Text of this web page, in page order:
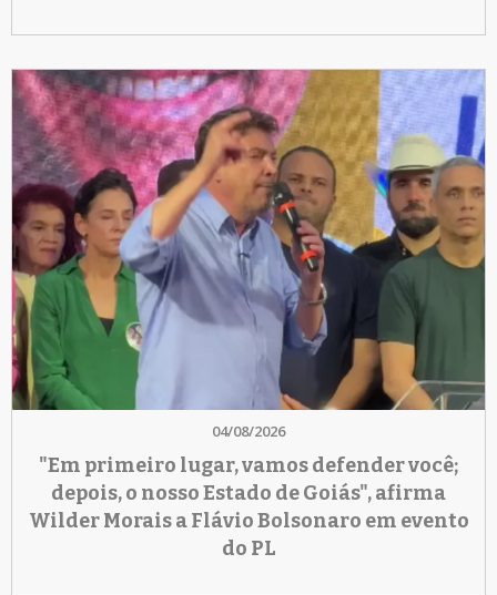
04/08/2026
"Em primeiro lugar, vamos defender você;
depois, o nosso Estado de Goiás", afirma
Wilder Morais a Flávio Bolsonaro em evento
do PL